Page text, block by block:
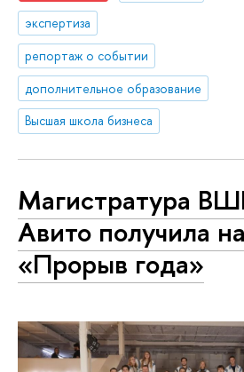
экспертиза
репортаж о событии
дополнительное образование
Высшая школа бизнеса
Магистратура
Авито получила
«Прорыв года»